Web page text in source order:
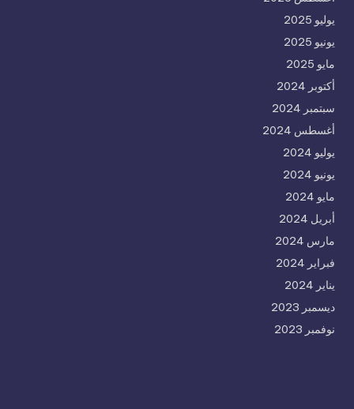
يوليو 2025
يونيو 2025
مايو 2025
أكتوبر 2024
سبتمبر 2024
أغسطس 2024
يوليو 2024
يونيو 2024
مايو 2024
أبريل 2024
مارس 2024
فبراير 2024
يناير 2024
ديسمبر 2023
نوفمبر 2023